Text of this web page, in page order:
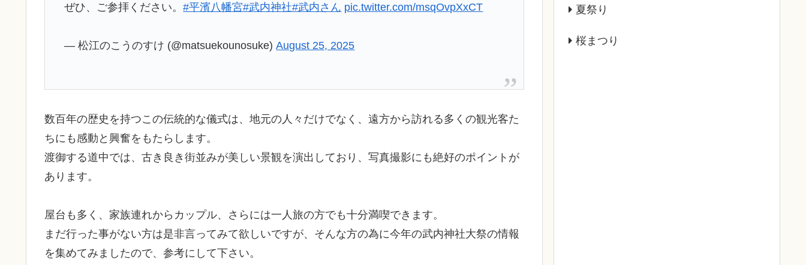
ぜひ、ご参拝ください。#平濱八幡宮#武内神社#武内さん pic.twitter.com/msqOvpXxCT
— 松江のこうのすけ (@matsuekounosuke)August 25, 2025
数百年の歴史を持つこの伝統的な儀式は、地元の人々だけでなく、遠方から訪れる多くの観光客た
ちにも感動と興奮をもたらします。
渡御する道中では、古き良き街並みが美しい景観を演出しており、写真撮影にも絶好のポイントが
あります。
屋台も多く、家族連れからカップル、さらには一人旅の方でも十分満喫できます。
まだ行った事がない方は是非言ってみて欲しいですが、そんな方の為に今年の武内神社大祭の情報
を集めてみましたので、参考にして下さい。
夏祭り
桜まつり